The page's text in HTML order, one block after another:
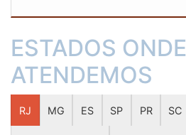
ESTADOS ONDE
ATENDEMOS
RJ MG ES SP PR SC